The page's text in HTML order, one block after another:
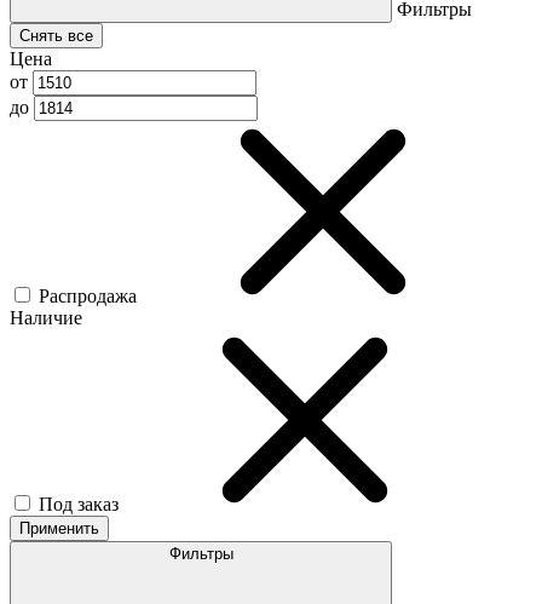
Фильтры
Снять все
Цена
от
до
Распродажа
Наличие
Под заказ
Применить
Фильтры